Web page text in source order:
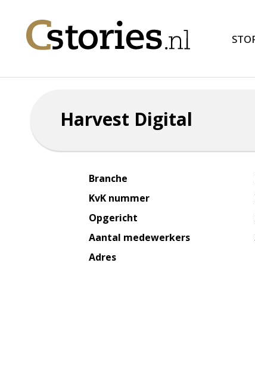
Harvest Digital
Branche
KvK nummer
Opgericht
Aantal medewerkers
Adres